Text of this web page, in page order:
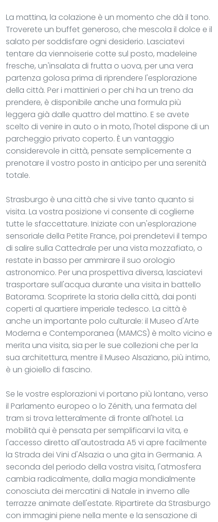
La mattina, la colazione è un momento che dà il tono.
Troverete un buffet generoso, che mescola il dolce e il
salato per soddisfare ogni desiderio. Lasciatevi
tentare da viennoiserie cotte sul posto, madeleine
fresche, un'insalata di frutta o uova, per una vera
partenza golosa prima di riprendere l'esplorazione
della città. Per i mattinieri o per chi ha un treno da
prendere, è disponibile anche una formula più
leggera già dalle quattro del mattino. E se avete
scelto di venire in auto o in moto, l'hotel dispone di un
parcheggio privato coperto. È un vantaggio
considerevole in città, pensate semplicemente a
prenotare il vostro posto in anticipo per una serenità
totale.
Strasburgo è una città che si vive tanto quanto si
visita. La vostra posizione vi consente di coglierne
tutte le sfaccettature. Iniziate con un'esplorazione
sensoriale della Petite France, poi prendetevi il tempo
di salire sulla Cattedrale per una vista mozzafiato, o
restate in basso per ammirare il suo orologio
astronomico. Per una prospettiva diversa, lasciatevi
trasportare sull'acqua durante una visita in battello
Batorama. Scoprirete la storia della città, dai ponti
coperti al quartiere imperiale tedesco. La città è
anche un importante polo culturale: il Museo d'Arte
Moderna e Contemporanea (MAMCS) è molto vicino e
merita una visita, sia per le sue collezioni che per la
sua architettura, mentre il Museo Alsaziano, più intimo,
è un gioiello di fascino.
Se le vostre esplorazioni vi portano più lontano, verso
il Parlamento europeo o lo Zénith, una fermata del
tram si trova letteralmente di fronte all'hotel. La
mobilità qui è pensata per semplificarvi la vita, e
l'accesso diretto all'autostrada A5 vi apre facilmente
la Strada dei Vini d'Alsazia o una gita in Germania. A
seconda del periodo della vostra visita, l'atmosfera
cambia radicalmente, dalla magia mondialmente
conosciuta dei mercatini di Natale in inverno alle
terrazze animate dell'estate. Ripartirete da Strasburgo
con immagini piene nella mente e la sensazione di